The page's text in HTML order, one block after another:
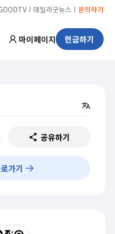
ㅣ 데일리굿뉴스 ㅣ 문의하기
마이페이지 헌금하기
공유하기
가기